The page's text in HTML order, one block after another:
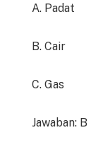
A. Padat
B. Cair
C. Gas
Jawaban: B